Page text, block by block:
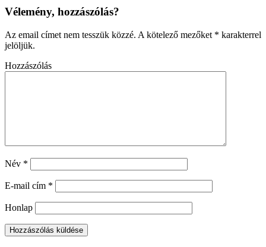
Vélemény, hozzászólás?
Az email címet nem tesszük közzé. A kötelező mezőket * karakterrel
jelöljük.
Hozzászólás
Név *
E-mail cím *
Honlap